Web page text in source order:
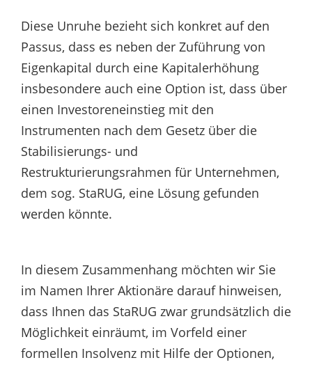
Diese Unruhe bezieht sich konkret auf den
Passus, dass es neben der Zuführung von
Eigenkapital durch eine Kapitalerhöhung
insbesondere auch eine Option ist, dass über
einen Investoreneinstieg mit den
Instrumenten nach dem Gesetz über die
Stabilisierungs- und
Restrukturierungsrahmen für Unternehmen,
dem sog. StaRUG, eine Lösung gefunden
werden könnte.
In diesem Zusammenhang möchten wir Sie
im Namen Ihrer Aktionäre darauf hinweisen,
dass Ihnen das StaRUG zwar grundsätzlich die
Möglichkeit einräumt, im Vorfeld einer
formellen Insolvenz mit Hilfe der Optionen,